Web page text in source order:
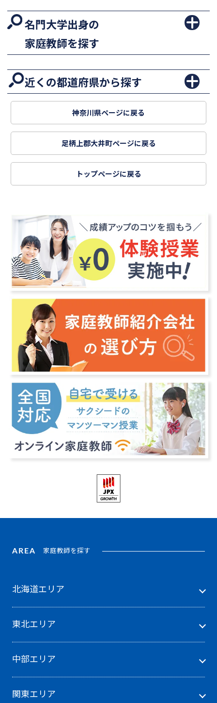
名門大学出身の
家庭教師を探す
近くの都道府県から探す
神奈川県ページに戻る
足柄上郡大井町ページに戻る
トップページに戻る
AREA 家庭教師を探す
北海道エリア
東北エリア
中部エリア
関東エリア